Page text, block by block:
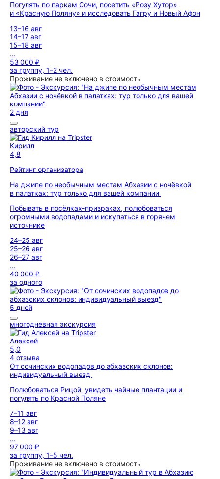
Погулять по паркам Сочи, посетить «Розу Хутор»
и «Красную Поляну» и исследовать Гагру и Новый Афон
13–16 авг
14–17 авг
15–18 авг
...
53 000 ₽
за группу, 1–2 чел.
Проживание не включено в стоимость
2 дня
авторский тур
Кирилл
4,8
Рейтинг организатора
На джипе по необычным местам Абхазии с ночёвкой
в палатках: тур только для вашей компании
Побывать в посёлках-призраках, полюбоваться
огромными водопадами и искупаться в горячем
источнике
24–25 авг
25–26 авг
26–27 авг
...
40 000 ₽
за одного
5 дней
многодневная экскурсия
Алексей
5,0
4 отзыва
От сочинских водопадов до абхазских склонов:
индивидуальный выезд
Полюбоваться Рицой, увидеть чайные плантации и
погулять по Красной Поляне
7–11 авг
8–12 авг
9–13 авг
...
97 000 ₽
за группу, 1–5 чел.
Проживание не включено в стоимость